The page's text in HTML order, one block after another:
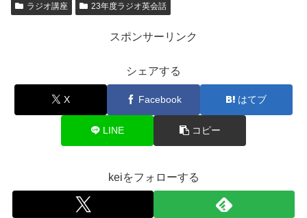
ラジオ講座 23年度ラジオ英会話
スポンサーリンク
シェアする
X Facebook はてブ
LINE コピー
keiをフォローする